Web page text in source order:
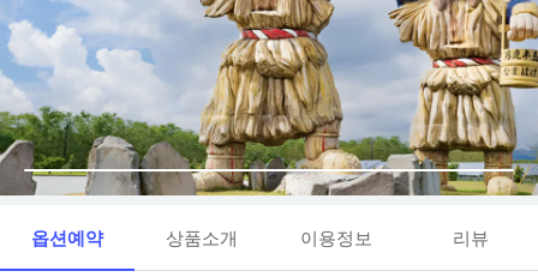
옵션예약 상품소개 이용정보 리뷰